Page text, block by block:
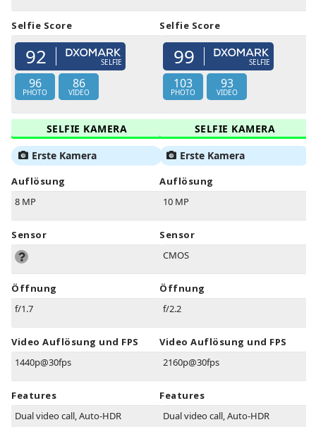
Selfie Score
92 SELFIE
96
PHOTO
86
VIDEO
SELFIE KAMERA
Erste Kamera
Auflösung
8 MP
Sensor
Öffnung
f/1.7
Video Auflösung und FPS
1440p@30fps
Features
Dual video call, Auto-HDR
Selfie Score
99 SELFIE
103
PHOTO
93
VIDEO
SELFIE KAMERA
Erste Kamera
Auflösung
10 MP
Sensor
CMOS
Öffnung
f/2.2
Video Auflösung und FPS
2160p@30fps
Features
Dual video call, Auto-HDR